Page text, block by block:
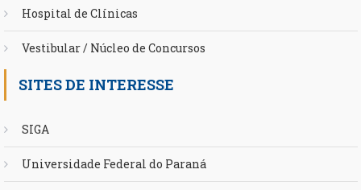
Hospital de Clínicas
Vestibular / Núcleo de Concursos
SITES DE INTERESSE
SIGA
Universidade Federal do Paraná